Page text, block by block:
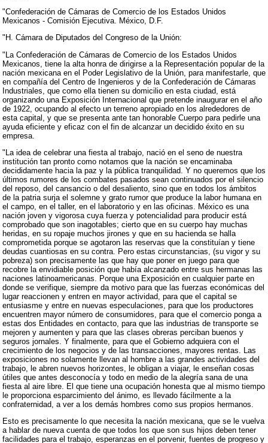
"Confederación de Cámaras de Comercio de los Estados Unidos
Mexicanos - Comisión Ejecutiva. México, D.F.
"H. Cámara de Diputados del Congreso de la Unión:
"La Confederación de Cámaras de Comercio de los Estados Unidos
Mexicanos, tiene la alta honra de dirigirse a la Representación popular de la
nación mexicana en el Poder Legislativo de la Unión, para manifestarle, que
en compañía del Centro de Ingenieros y de la Confederación de Cámaras
Industriales, que como ella tienen su domicilio en esta ciudad, está
organizando una Exposición Internacional que pretende inaugurar en el año
de 1922, ocupando al efecto un terreno apropiado en los alrededores de
esta capital, y que se presenta ante tan honorable Cuerpo para pedirle una
ayuda eficiente y eficaz con el fin de alcanzar un decidido éxito en su
empresa.
"La idea de celebrar una fiesta al trabajo, nació en el seno de nuestra
institución tan pronto como notamos que la nación se encaminaba
decididamente hacia la paz y la pública tranquilidad. Y no queremos que los
últimos rumores de los combates pasados sean continuados por el silencio
del reposo, del cansancio o del desaliento, sino que en todos los ámbitos
de la patria surja el solemne y grato rumor que produce la labor humana en
el campo, en el taller, en el laboratorio y en las oficinas. México es una
nación joven y vigorosa cuya fuerza y potencialidad para producir está
comprobado que son inagotables; cierto que en su cuerpo hay muchas
heridas, en su ropaje muchos jirones y que en su hacienda se halla
comprometida porque se agotaron las reservas que la constituían y tiene
deudas cuantiosas en su contra. Pero estas circunstancias, (su vigor y su
pobreza) son precisamente las que hay que poner en juego para que
recobre la envidiable posición que había alcanzado entre sus hermanas las
naciones latinoamericanas. Porque una Exposición en cualquier parte en
donde se verifique, siempre da motivo para que las fuerzas económicas del
lugar reaccionen y entren en mayor actividad, para que el capital se
entusiasme y entre en nuevas especulaciones, para que los productores
encuentren mayor número de consumidores, para que el comercio ponga a
estas dos Entidades en contacto, para que las industrias de transporte se
mejoren y aumenten y para que las clases obreras perciban buenos y
seguros jornales. Y finalmente, para que el Gobierno adquiera con el
crecimiento de los negocios y de las transacciones, mayores rentas. Las
exposiciones no solamente llevan al hombre a las grandes actividades del
trabajo, le abren nuevos horizontes, le obligan a viajar, le enseñan cosas
útiles que antes desconocía y todo en medio de la alegría sana de una
fiesta al aire libre. El que tiene una ocupación honesta que al mismo tiempo
le proporciona esparcimiento del ánimo, es llevado fácilmente a la
confraternidad, a ver a los demás hombres como sus propios hermanos.
Esto es precisamente lo que necesita la nación mexicana, que se le vuelva
a hablar de nueva cuenta de que todos los que son sus hijos deben tener
facilidades para el trabajo, esperanzas en el porvenir, fuentes de progreso y